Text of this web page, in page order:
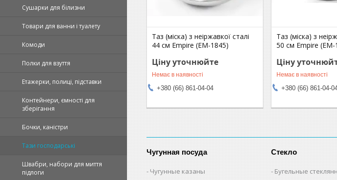
Сушарки для білизни
Товари для ванни і туалету
Комоди
Полки для взуття
Етажерки, полиці, підставки
Контейнери, ємності для
зберігання
Бочки, каністри
Тази господарські
Швабри, набори для миття
підлоги
Таз (міска) з неіржавкої сталі
44 см Empire (EM-1845)
Ціну уточнюйте
Немає в наявності
+380 (66) 861-04-04
Таз (міска) з
50 см Empire (EM-
Ціну
Немає в наявності
+380 (66) 861-04-
Чугунная посуда
Чугунные казаны
Стекло
Бугельные